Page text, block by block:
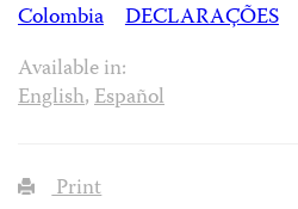
Colombia
DECLARAÇÕES
Available in:
English,Español
Print